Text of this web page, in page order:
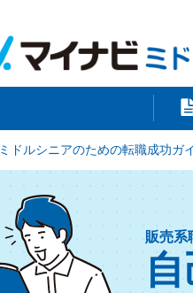
ミドルシニアのための転職成功ガ
販売系